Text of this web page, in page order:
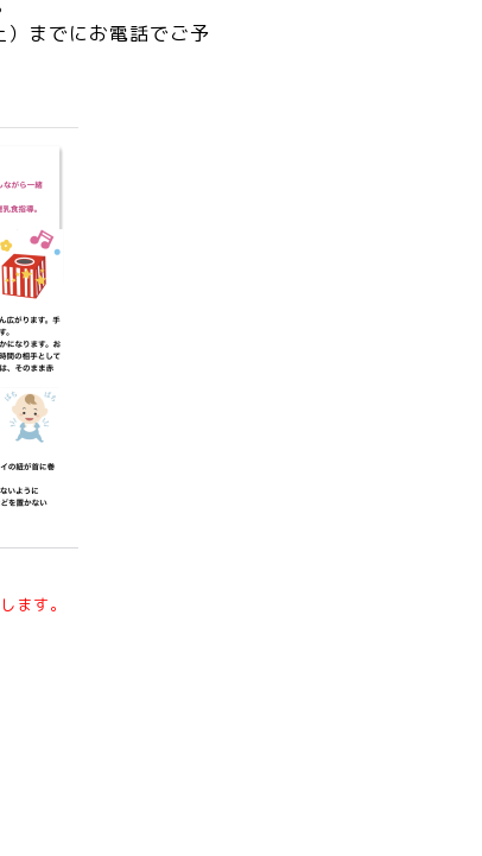
までにお電話でご予
ます。